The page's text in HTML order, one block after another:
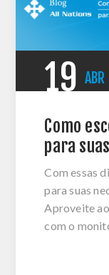
19 ABR
Como
para
Com essas
para suas
Aproveite
com o